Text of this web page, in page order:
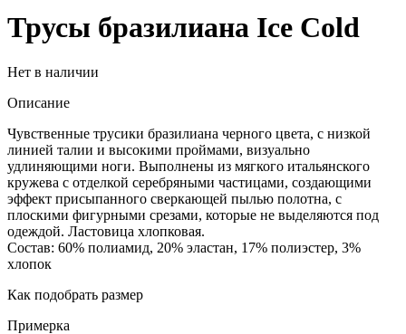
Трусы бразилиана Ice Cold
Нет в наличии
Описание
Чувственные трусики бразилиана черного цвета, с низкой
линией талии и высокими проймами, визуально
удлиняющими ноги. Выполнены из мягкого итальянского
кружева с отделкой серебряными частицами, создающими
эффект присыпанного сверкающей пылью полотна, с
плоскими фигурными срезами, которые не выделяются под
одеждой. Ластовица хлопковая.
Состав: 60% полиамид, 20% эластан, 17% полиэстер, 3%
хлопок
Как подобрать размер
Примерка